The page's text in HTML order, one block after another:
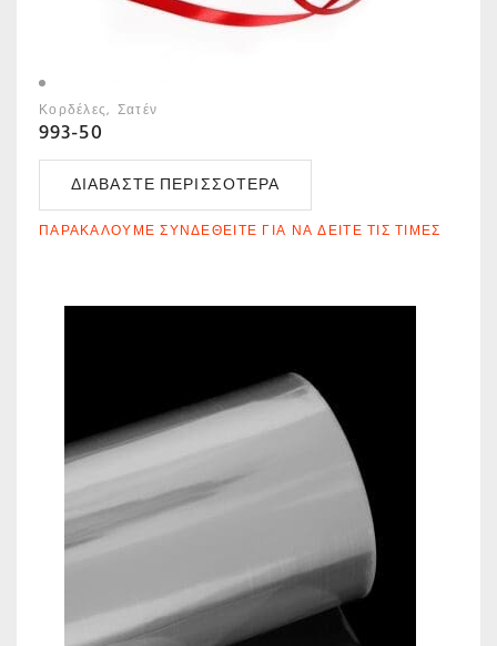
Κορδέλες Σατέν
993-50
ΔΙΑΒΆΣΤΕ ΠΕΡΙΣΣΌΤΕΡΑ
ΠΑΡΑΚΑΛΟΎΜΕ ΣΥΝΔΕΘΕΊΤΕ ΓΙΑ ΝΑ ΔΕΊΤΕ ΤΙΣ ΤΙΜΈΣ